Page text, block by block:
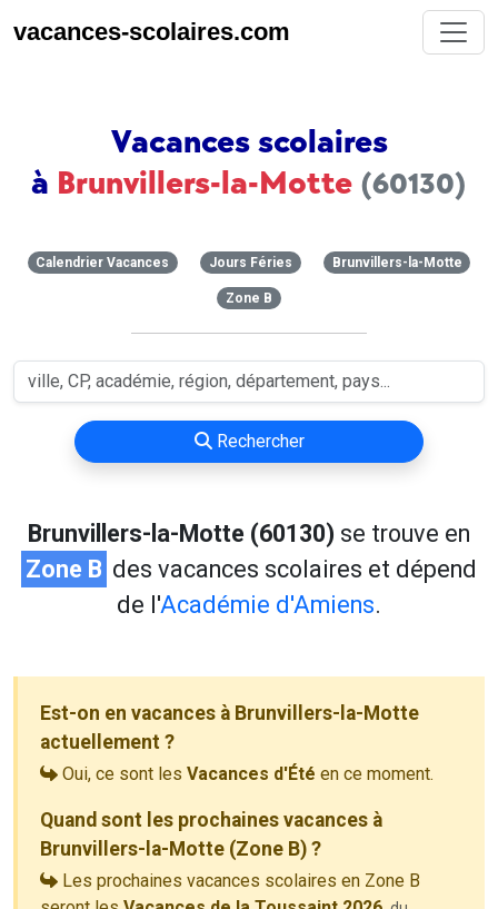
vacances-scolaires.com
Vacances scolaires
à Brunvillers-la-Motte (60130)
Calendrier Vacances Jours Féries Brunvillers-la-Motte
Zone B
Rechercher
Brunvillers-la-Motte (60130) se trouve en
Zone B des vacances scolaires et dépend
de l'Académie d'Amiens.
Est-on en vacances à Brunvillers-la-Motte
actuellement ?
Oui, ce sont les Vacances d'Été en ce moment.
Quand sont les prochaines vacances à
Brunvillers-la-Motte (Zone B) ?
Les prochaines vacances scolaires en Zone B